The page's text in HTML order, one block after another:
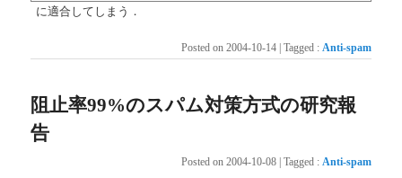
に適合してしまう．
Posted on 2004-10-14 Tagged : Anti-spam
阻止率99%のスパム対策方式の研究報
告
Posted on 2004-10-08 | Tagged : Anti-spam